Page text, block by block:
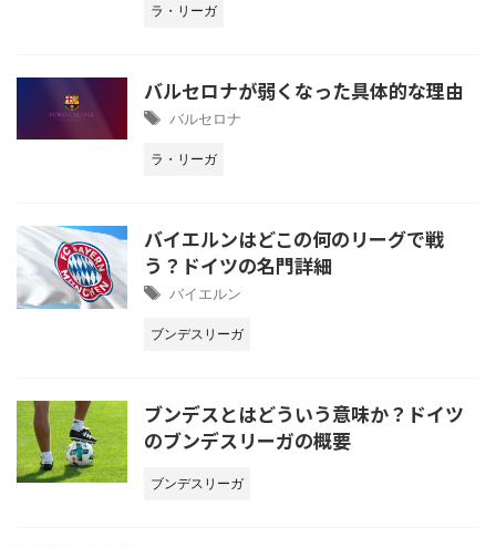
ラ・リーガ
バルセロナが弱くなった具体的な理由
バルセロナ
ラ・リーガ
バイエルンはどこの何のリーグで戦
う？ドイツの名門詳細
バイエルン
ブンデスリーガ
ブンデスとはどういう意味か？ドイツ
のブンデスリーガの概要
ブンデスリーガ